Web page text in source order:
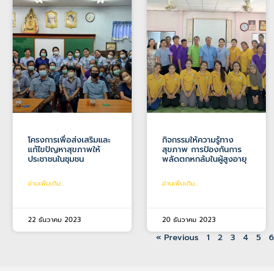
โครงการเพื่อส่งเสริมและ
แก้ไขปัญหาสุขภาพให้
ประชาชนในชุมชน
อ่านเพิ่มเติม...
22 ธันวาคม 2023
กิจกรรมให้ความรู้ทาง
สุขภาพ การป้องกันการ
พลัดตกหกล้มในผู้สูงอายุ
อ่านเพิ่มเติม...
20 ธันวาคม 2023
« Previous 1 2 3 4 5 6